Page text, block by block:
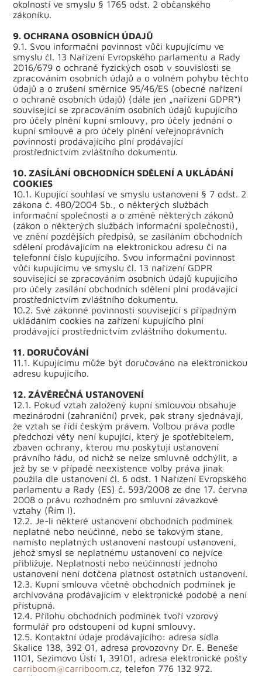
okolností ve smyslu § 1765 odst. 2 občanského
zákoníku.
9. OCHRANA OSOBNÍCH ÚDAJŮ
9.1. Svou informační povinnost vůči kupujícímu ve
smyslu čl. 13 Nařízení Evropského parlamentu a Rady
2016/679 o ochraně fyzických osob v souvislosti se
zpracováním osobních údajů a o volném pohybu těchto
údajů a o zrušení směrnice 95/46/ES (obecné nařízení
o ochraně osobních údajů) (dále jen „nařízení GDPR“)
související se zpracováním osobních údajů kupujícího
pro účely plnění kupní smlouvy, pro účely jednání o
kupní smlouvě a pro účely plnění veřejnoprávních
povinností prodávajícího plní prodávající
prostřednictvím zvláštního dokumentu.
10. ZASÍLÁNÍ OBCHODNÍCH SDĚLENÍ A UKLÁDÁNÍ
COOKIES
10.1. Kupující souhlasí ve smyslu ustanovení § 7 odst. 2
zákona č. 480/2004 Sb., o některých službách
informační společnosti a o změně některých zákonů
(zákon o některých službách informační společnosti),
ve znění pozdějších předpisů, se zasíláním obchodních
sdělení prodávajícím na elektronickou adresu či na
telefonní číslo kupujícího. Svou informační povinnost
vůči kupujícímu ve smyslu čl. 13 nařízení GDPR
související se zpracováním osobních údajů kupujícího
pro účely zasílání obchodních sdělení plní prodávající
prostřednictvím zvláštního dokumentu.
10.2. Své zákonné povinnosti související s případným
ukládáním cookies na zařízení kupujícího plní
prodávající prostřednictvím zvláštního dokumentu.
11. DORUČOVÁNÍ
11.1. Kupujícímu může být doručováno na elektronickou
adresu kupujícího.
12. ZÁVĚREČNÁ USTANOVENÍ
12.1. Pokud vztah založený kupní smlouvou obsahuje
mezinárodní (zahraniční) prvek, pak strany sjednávají,
že vztah se řídí českým právem. Volbou práva podle
předchozí věty není kupující, který je spotřebitelem,
zbaven ochrany, kterou mu poskytují ustanovení
právního řádu, od nichž se nelze smluvně odchýlit, a
jež by se v případě neexistence volby práva jinak
použila dle ustanovení čl. 6 odst. 1 Nařízení Evropského
parlamentu a Rady (ES) č. 593/2008 ze dne 17. června
2008 o právu rozhodném pro smluvní závazkové
vztahy (Řím I).
12.2. Je-li některé ustanovení obchodních podmínek
neplatné nebo neúčinné, nebo se takovým stane,
namísto neplatných ustanovení nastoupí ustanovení,
jehož smysl se neplatnému ustanovení co nejvíce
přibližuje. Neplatností nebo neúčinností jednoho
ustanovení není dotčena platnost ostatních ustanovení.
12.3. Kupní smlouva včetně obchodních podmínek je
archivována prodávajícím v elektronické podobě a není
přístupná.
12.4. Přílohu obchodních podmínek tvoří vzorový
formulář pro odstoupení od kupní smlouvy.
12.5. Kontaktní údaje prodávajícího: adresa sídla
Skalice 138, 392 01, adresa provozovny Dr. E. Beneše
1101, Sezimovo Ústí 1, 39101, adresa elektronické pošty
carriboom@carriboom.cz, telefon 776 132 972.